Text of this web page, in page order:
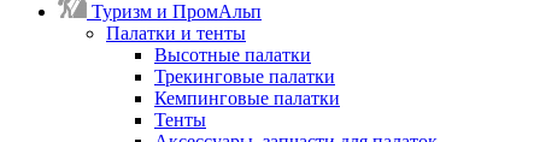
Туризм и ПромАльп
Палатки и тенты
Высотные палатки
Трекинговые палатки
Кемпинговые палатки
Тенты